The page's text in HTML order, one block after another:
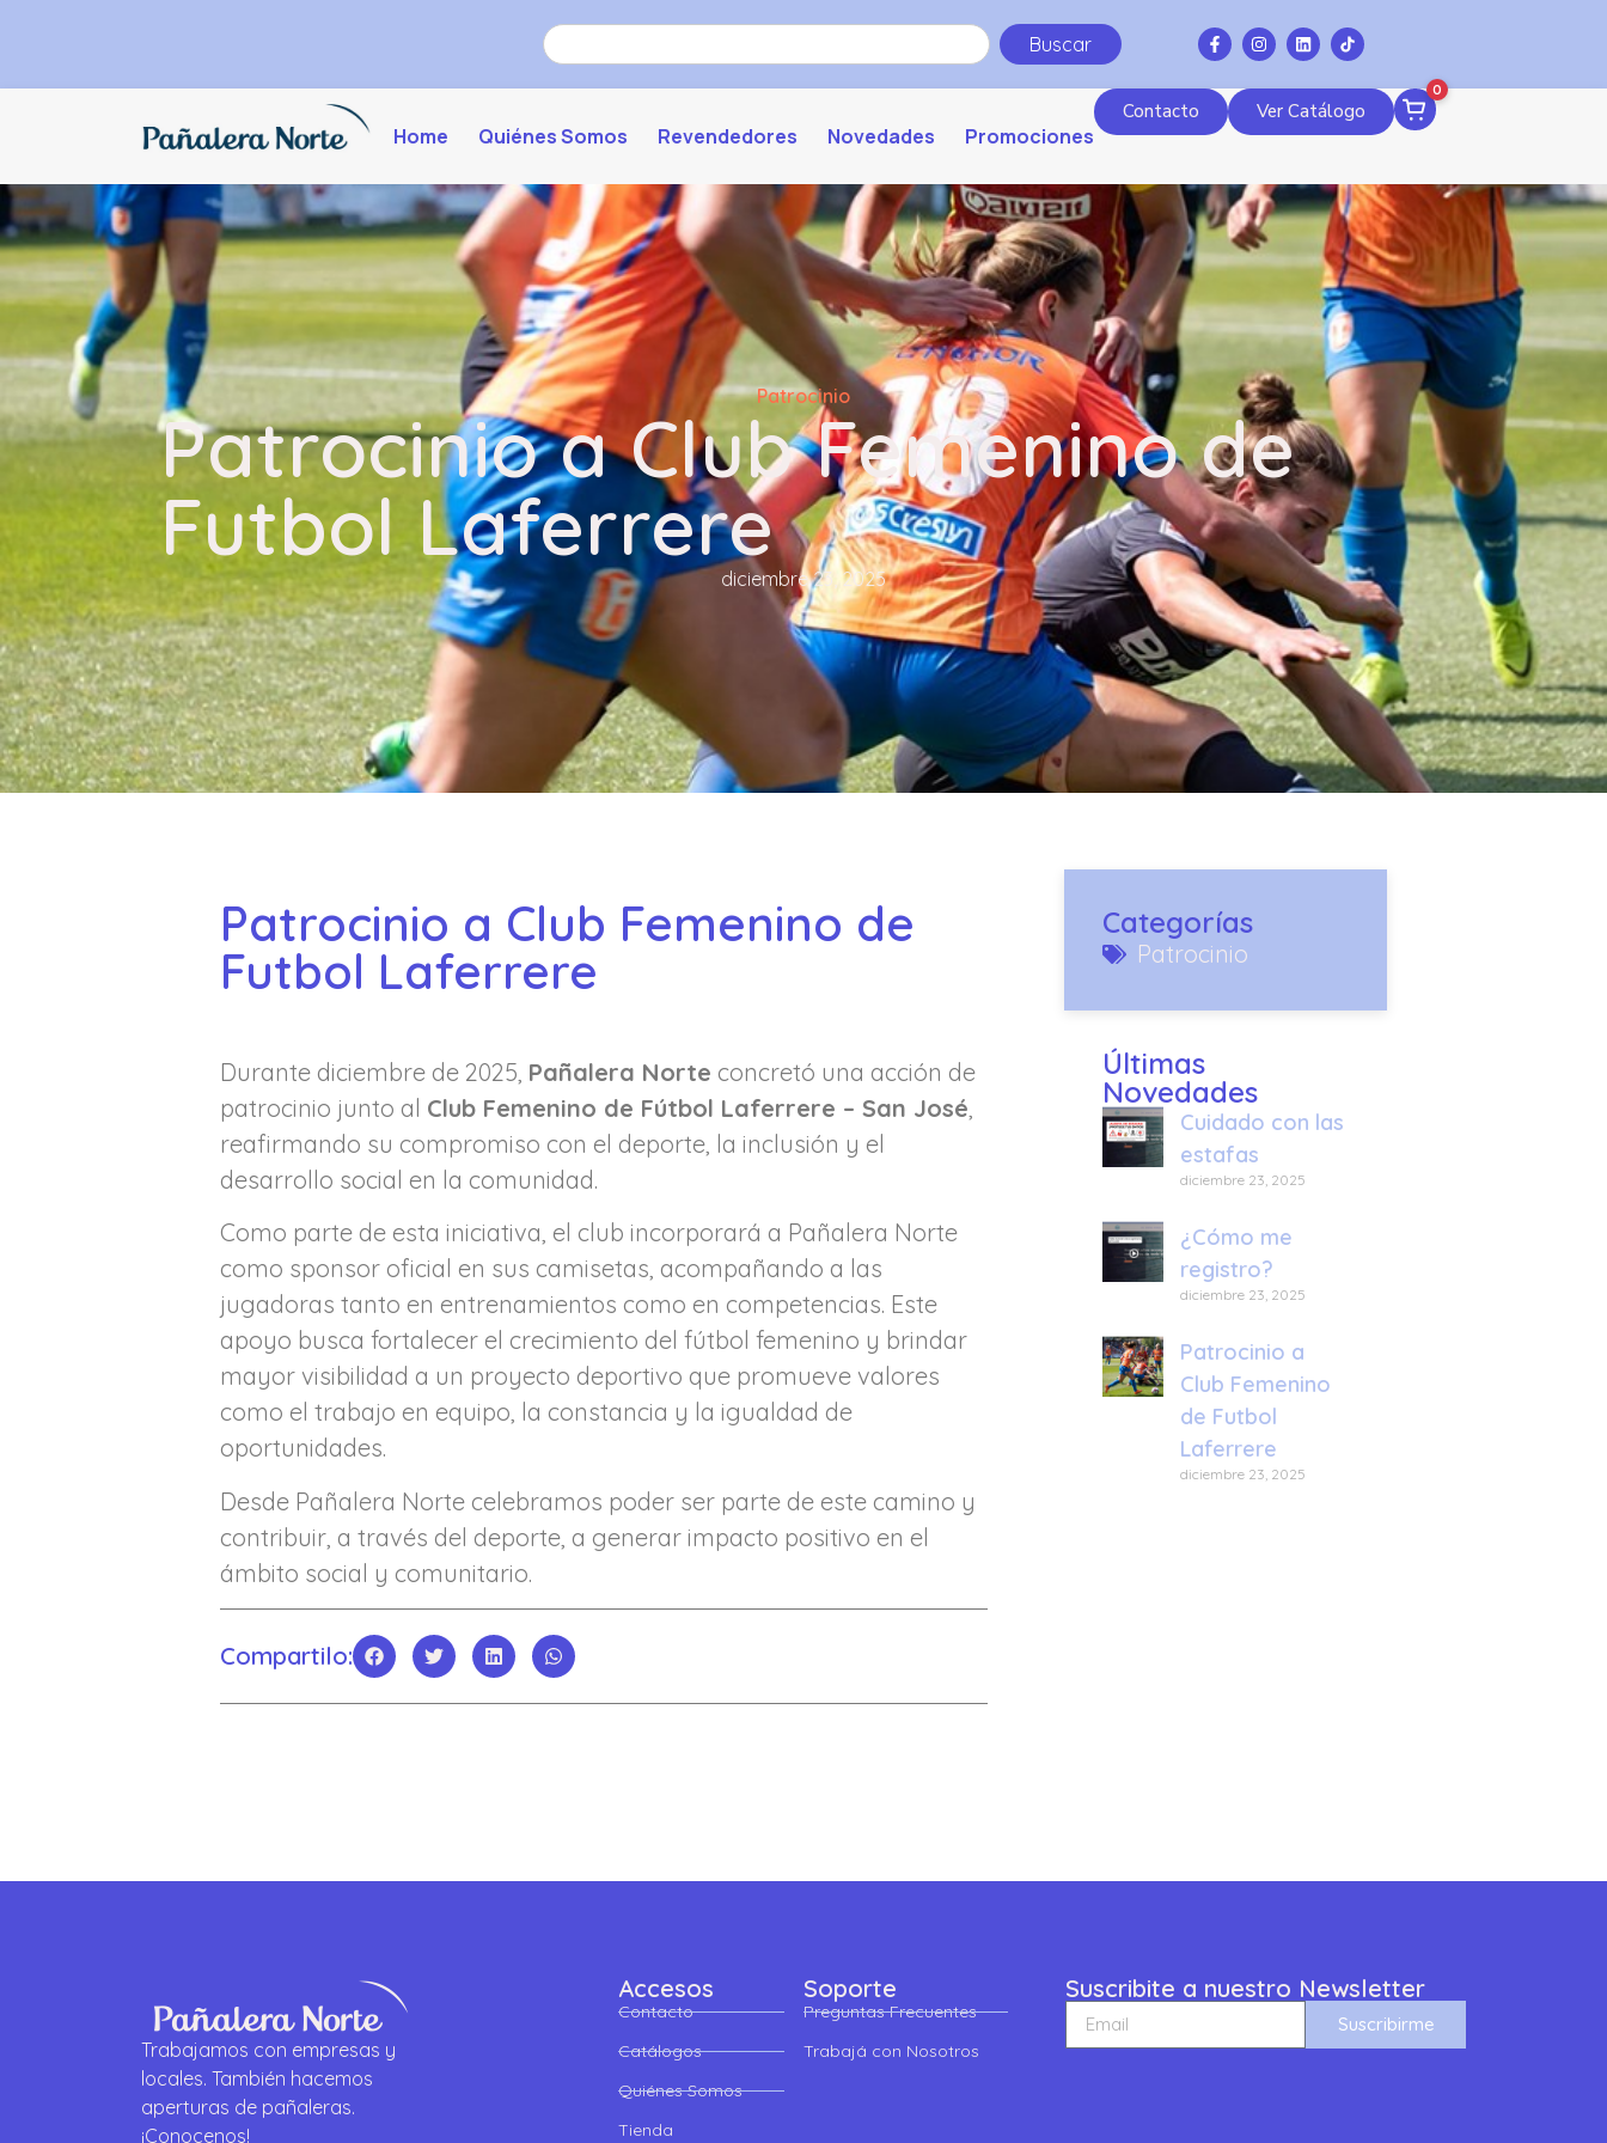
Buscar
Home Quiénes Somos Revendedores Novedades Promociones
Contacto Ver Catálogo
0
Patrocinio
Patrocinio a Club Femenino de
Futbol Laferrere
diciembre 23, 2025
Patrocinio a Club Femenino de
Futbol Laferrere
Durante diciembre de 2025, Pañalera Norte concretó una acción de
patrocinio junto al Club Femenino de Fútbol Laferrere – San José
reafirmando su compromiso con el deporte, la inclusión y el
desarrollo social en la comunidad.
Como parte de esta iniciativa, el club incorporará a Pañalera Norte
como sponsor oficial en sus camisetas, acompañando a las
jugadoras tanto en entrenamientos como en competencias. Este
apoyo busca fortalecer el crecimiento del fútbol femenino y brindar
mayor visibilidad a un proyecto deportivo que promueve valores
como el trabajo en equipo, la constancia y la igualdad de
oportunidades.
Desde Pañalera Norte celebramos poder ser parte de este camino y
contribuir, a través del deporte, a generar impacto positivo en el
ámbito social y comunitario.
Compartilo:
Categorías
Patrocinio
Últimas
Novedades
Cuidado con las
estafas
diciembre 23, 2025
¿Cómo me
registro?
diciembre 23, 2025
Patrocinio a
Club Femenino
de Futbol
Laferrere
diciembre 23, 2025
Trabajamos con empresas y
locales. También hacemos
aperturas de pañaleras.
¡Conocenos!
Accesos
Contacto
Catálogos
Quiénes Somos
Tienda
Soporte
Preguntas Frecuentes
Trabajá con Nosotros
Suscribite a nuestro Newsletter
Suscribirme